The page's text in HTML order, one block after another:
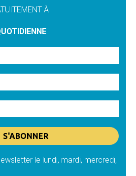
À
le lundi, mardi, mercredi,